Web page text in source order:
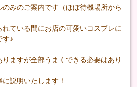
みのご案内です（ほぼ待機場所から
れている間にお店の可愛いコスプレに
す♪
ますが全部うまくできる必要はあり
説明いたします！